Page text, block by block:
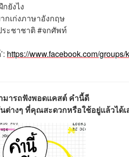
ยังไง
กเก่งภาษาอังกฤษ
ะชาชาติ​ #จกศัพท์​
https://www.facebook.com/groups/
มารถฟังพอดแคสต์ คำนี้ดี
ต่างๆ ที่คุณสะดวกหรือใช้อยู่แล้วได้เ